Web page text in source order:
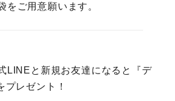
をご用意願います。
LINEと新規お友達になると『デ
プレゼント！